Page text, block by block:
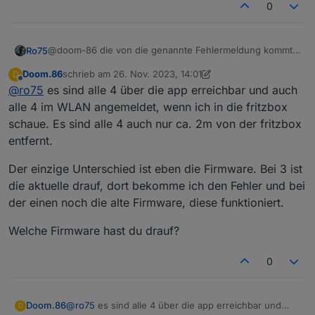
http://download.tplinkcloud.com/Tapo_C210v2_en_1.3.
http://download.tplinkcloud.com/Tapo_C210v2_en_1.3.
signed_1697438277951.bin
http://download.tplinkcloud.com/Tapo_C210v2_en_1.3.
7_Build_230823_Rel.55314n_up_boot-
signed_1697442790097.bin
http://download.tplinkcloud.com/Tapo_C210v2_en_1.3.
http://download.tplinkcloud.com/Tapo_C210v2_en_1.3.
8_Build_230913_Rel.57186n_up_boot-
signed_1695798525210.bin
http://download.tplinkcloud.com/Tapo_C210v2_en_1.3.
signed_1695798602228.bin
8_Build_230913_Rel.57186n_up_boot-
0
Ro75@doom-86 die von die genannte Fehlermeldung kommt
Ro75.
D
Offline
Doom.86schrieb am 26. Nov. 2023, 14:01
zuletzt editiert von Doom.86
@ro75 es sind alle 4 über die app erreichbar und auch
alle 4 im WLAN angemeldet, wenn ich in die fritzbox
schaue. Es sind alle 4 auch nur ca. 2m von der fritzbox
entfernt.
Der einzige Unterschied ist eben die Firmware. Bei 3 ist
die aktuelle drauf, dort bekomme ich den Fehler und bei
der einen noch die alte Firmware, diese funktioniert.
Welche Firmware hast du drauf?
0
D Doom.86@ro75 es sind alle 4 über die app erreichbar und